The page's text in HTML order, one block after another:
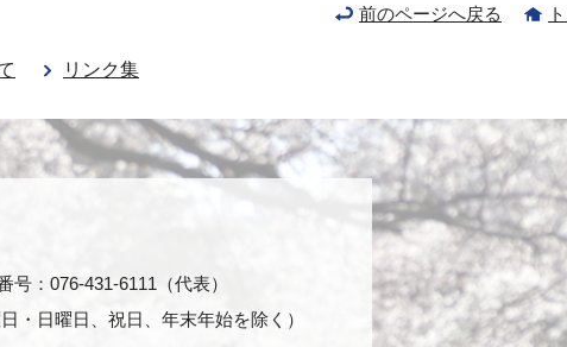
前のページへ戻る
リンク集
：076-431-6111（代表）
・日曜日、祝日、年末年始を除く）